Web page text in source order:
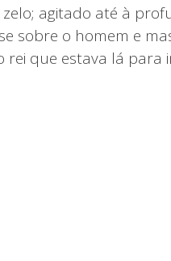
agitado até à
sobre o homem e
rei que estava lá para